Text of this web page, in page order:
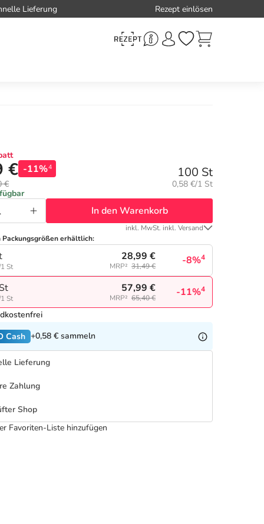
Lieferung Rezept einlösen
€ -11%4
€
100 St
Grundpreis:
0,58 €/1 St
In den Warenkorb
inkl. MwSt. inkl. Versand
Packungsgrößen erhältlich:
St
28,99 €
MRP² 31,49 € -8%4
St
57,99 €
MRP² 65,40 € -11%4
Cash +0,58 € sammeln
Lieferung
Zahlung
Shop
Favoriten-Liste hinzufügen